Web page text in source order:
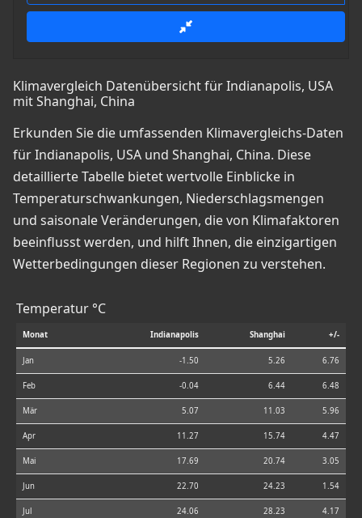
Klimavergleich Datenübersicht für Indianapolis, USA
mit Shanghai, China
Erkunden Sie die umfassenden Klimavergleichs-Daten
für Indianapolis, USA und Shanghai, China. Diese
detaillierte Tabelle bietet wertvolle Einblicke in
Temperaturschwankungen, Niederschlagsmengen
und saisonale Veränderungen, die von Klimafaktoren
beeinflusst werden, und hilft Ihnen, die einzigartigen
Wetterbedingungen dieser Regionen zu verstehen.
Temperatur °C
Monat Indianapolis Shanghai +/-
Jan -1.50 5.26 6.76
Feb -0.04 6.44 6.48
Mär 5.07 11.03 5.96
Apr 11.27 15.74 4.47
Mai 17.69 20.74 3.05
Jun 22.70 24.23 1.54
Jul 24.06 28.23 4.17